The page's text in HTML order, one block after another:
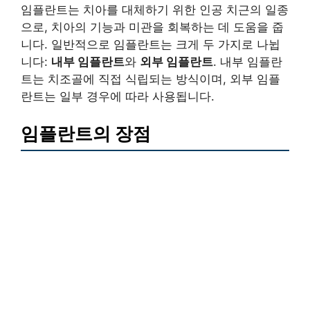
임플란트는 치아를 대체하기 위한 인공 치근의 일종
으로, 치아의 기능과 미관을 회복하는 데 도움을 줍
니다. 일반적으로 임플란트는 크게 두 가지로 나뉩
니다: 내부 임플란트와 외부 임플란트. 내부 임플란
트는 치조골에 직접 식립되는 방식이며, 외부 임플
란트는 일부 경우에 따라 사용됩니다.
임플란트의 장점